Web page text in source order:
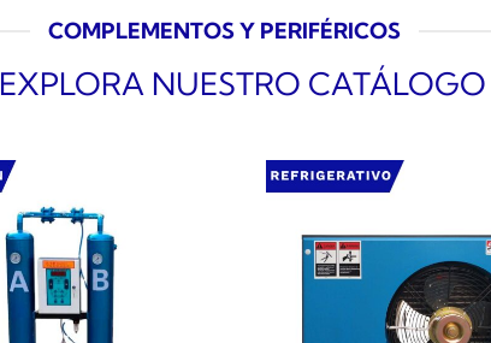
COMPLEMENTOS Y PERIFÉRICOS
EXPLORA NUESTRO CATÁLOGO